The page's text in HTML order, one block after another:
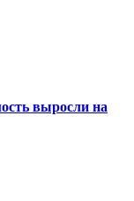
выросли на